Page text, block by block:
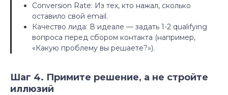
Conversion Rate: Из тех, кто нажал, сколько
оставило свой email.
Качество лида: В идеале — задать 1-2 qualifying
вопроса перед сбором контакта (например,
«Какую проблему вы решаете?»).
Шаг 4. Примите решение, а не стройте
иллюзий